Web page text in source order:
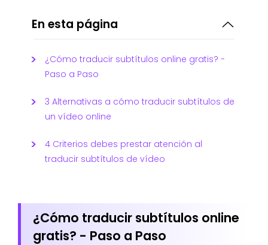
En esta página
¿Cómo traducir subtítulos online gratis? -
Paso a Paso
3 Alternativas a cómo traducir subtítulos de
un vídeo online
4 Criterios debes prestar atención al
traducir subtítulos de vídeo
¿Cómo traducir subtítulos online
gratis? - Paso a Paso